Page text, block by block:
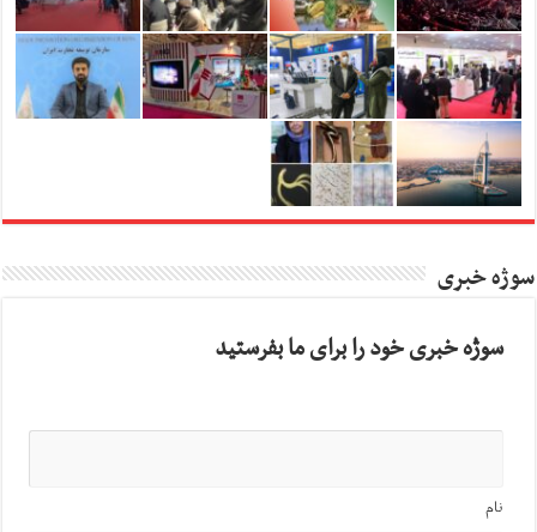
سوژه خبری
سوژه خبری خود را برای ما بفرستید
نام